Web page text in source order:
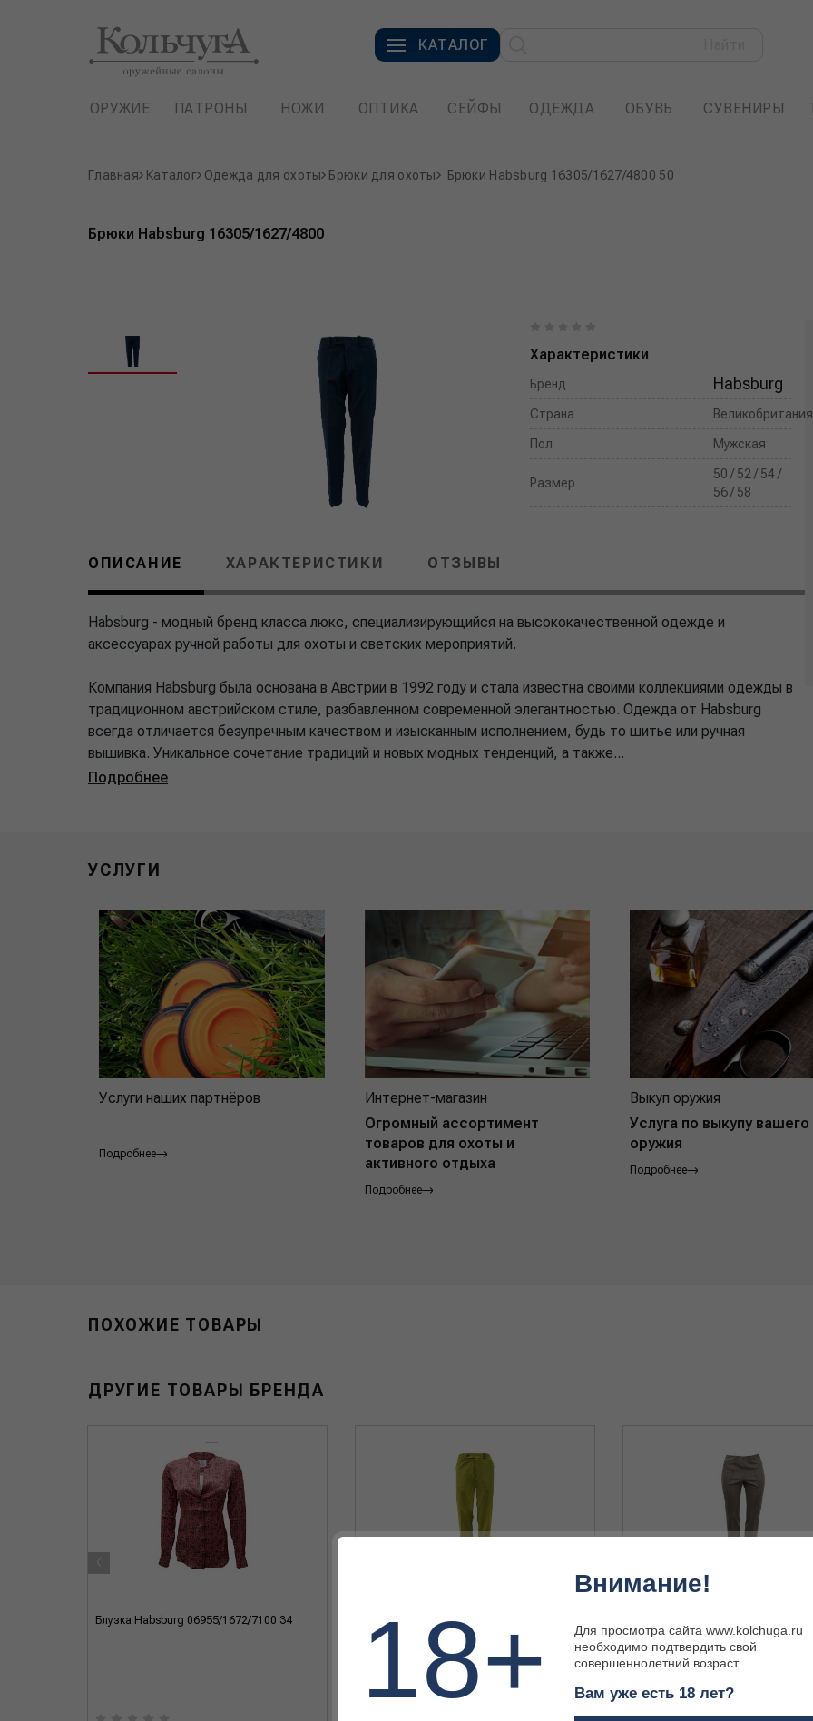
КАТАЛОГ
ОРУЖИЕ ПАТРОНЫ НОЖИ ОПТИКА СЕЙФЫ ОДЕЖДА ОБУВЬ СУВЕНИРЫ
Главная Каталог Одежда для охоты Брюки для охоты Брюки Habsburg 16305/1627/4800 50
Брюки Habsburg 16305/1627/4800
Характеристики
Бренд Habsburg
Страна Великобритания
Пол Мужская
Размер
50 / 52 / 54 /
56 / 58
ОПИСАНИЕ ХАРАКТЕРИСТИКИ ОТЗЫВЫ
Habsburg - модный бренд класса люкс, специализирующийся на высококачественной одежде и
аксессуарах ручной работы для охоты и светских мероприятий.
Компания Habsburg была основана в Австрии в 1992 году и стала известна своими коллекциями одежды в
традиционном австрийском стиле, разбавленном современной элегантностью. Одежда от Habsburg
всегда отличается безупречным качеством и изысканным исполнением, будь то шитье или ручная
вышивка. Уникальное сочетание традиций и новых модных тенденций, а также...
Подробнее
УСЛУГИ
Услуги наших партнёров
Подробнее
Интернет-магазин
Огромный ассортимент
товаров для охоты и
активного отдыха
Подробнее
Выкуп оружия
Услуга по выкупу вашего
оружия
Подробнее
ПОХОЖИЕ ТОВАРЫ
ДРУГИЕ ТОВАРЫ БРЕНДА
Блузка Habsburg 06955/1672/7100 34 Брюки Habsburg 16305/1627/6000 50
‹
18+
Внимание!
Для просмотра сайта www.kolchuga.ru
необходимо подтвердить свой
совершеннолетний возраст.
Вам уже есть 18 лет?